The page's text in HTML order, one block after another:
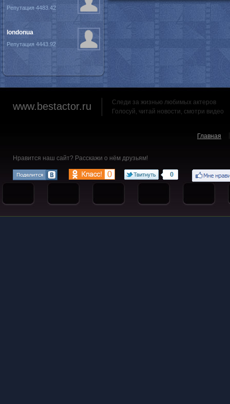
Репутация 4483.42
londonua
Репутация 4443.92
www.bestactor.ru
Следи за жизнью любимых актеров
Голосуй, читай новости, смотри видео
Главная
Нравится наш сайт? Расскажи о нём друзьям!